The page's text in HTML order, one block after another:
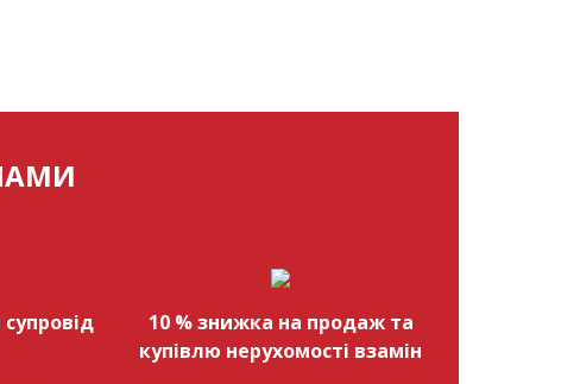
10 % знижка на продаж та
купівлю нерухомості взамін